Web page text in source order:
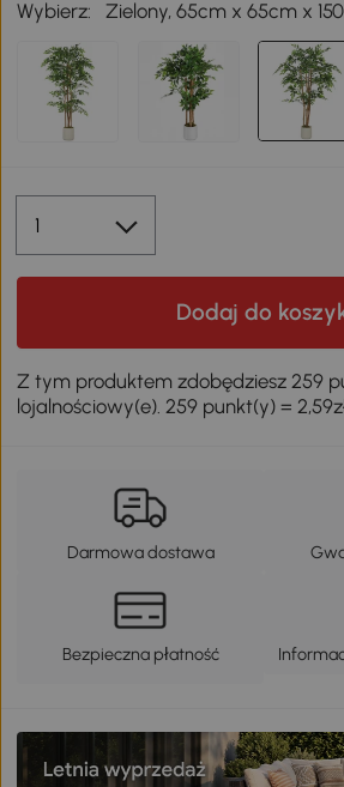
Wybierz: Zielony, 65cm x 65cm x
Dodaj do
Z tym produktem zdobędziesz 259
lojalnościowy(e). 259 punkt(y) =
Darmowa dostawa
Bezpieczna płatność